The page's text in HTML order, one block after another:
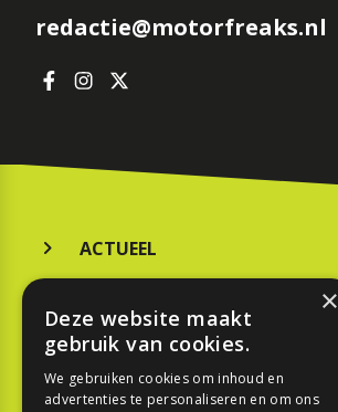
redactie@motorfreaks.nl
ACTUEEL
KOOPGIDS
TESTEN
×
Deze website maakt
gebruik van cookies.
We gebruiken cookies om inhoud en
advertenties te personaliseren en om ons